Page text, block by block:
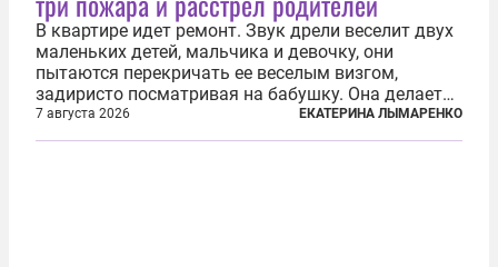
В квартире идет ремонт. Звук дрели веселит двух
маленьких детей, мальчика и девочку, они
пытаются перекричать ее веселым визгом,
задиристо посматривая на бабушку. Она делает
им замечание, но внуки чувствуют, что она
сердится невсерьез. И это правда: дрель, конечно,
7 августа 2026 ЕКАТЕРИНА ЛЫМАРЕНКО